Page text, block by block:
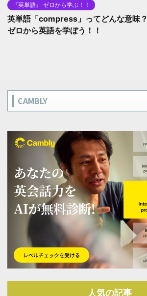
『英単語』 ゼロから学ぶ！！
英単語「compress」ってどんな意味？
ゼロから英語を学ぼう！！
CAMBLY
人気の記事